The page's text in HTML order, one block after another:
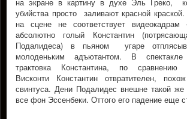
убийства просто заливают красной
на сцене не соответствует
абсолютно голый Константин
Подалидеса) в пьяном угаре
молоденьким адъютантом. В
трактовка Константина, по
Висконти Константин отвратителен,
свинтуса. Дени Подалидес внешне такой же
все фон Эссенбеки. Оттого его падение еще